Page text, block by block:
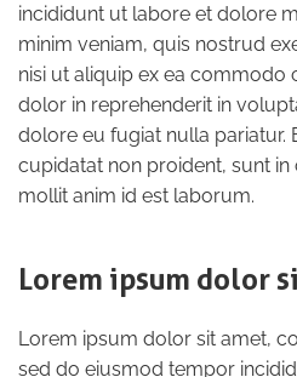
incididunt ut labore et dolore
minim veniam, quis nostrud
nisi ut aliquip ex ea commodo
dolor in reprehenderit in
dolore eu fugiat nulla pariatur.
cupidatat non proident, sunt
mollit anim id est laborum.
Lorem ipsum dolor
Lorem ipsum dolor sit amet,
sed do eiusmod tempor